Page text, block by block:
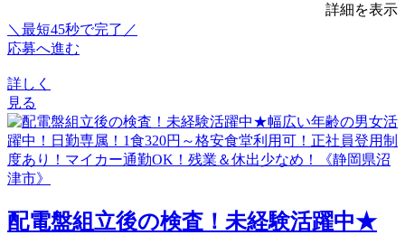
詳細を表示
＼最短45秒で完了／
応募へ進む
詳しく
見る
配電盤組立後の検査！未経験活躍中★